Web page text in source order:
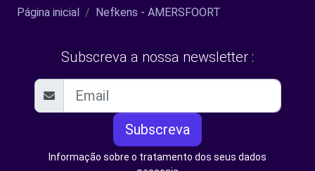
Página inicial Nefkens - AMERSFOORT
Subscreva a nossa newsletter :
Subscreva
Informação sobre o tratamento dos seus dados